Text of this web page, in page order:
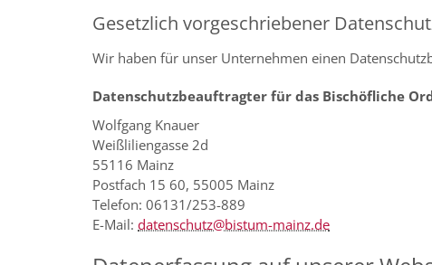
Gesetzlich vorgeschriebener
Wir haben für unser Unternehmen einen
Datenschutzbeauftragter für das Bischöfliche
Wolfgang Knauer
Weißliliengasse 2d
55116 Mainz
Postfach 15 60, 55005 Mainz
Telefon: 06131/253-889
E-Mail: datenschutz@bistum-mainz.de